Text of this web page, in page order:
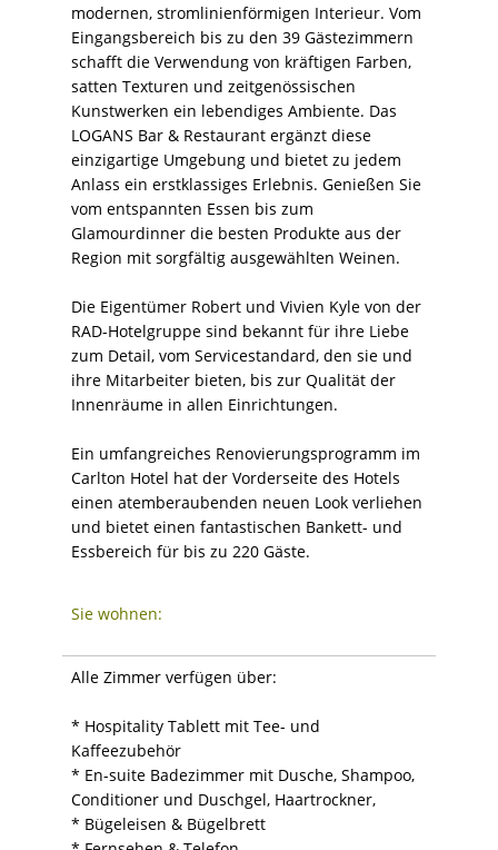
modernen, stromlinienförmigen Interieur. Vom
Eingangsbereich bis zu den 39 Gästezimmern
schafft die Verwendung von kräftigen Farben,
satten Texturen und zeitgenössischen
Kunstwerken ein lebendiges Ambiente. Das
LOGANS Bar & Restaurant ergänzt diese
einzigartige Umgebung und bietet zu jedem
Anlass ein erstklassiges Erlebnis. Genießen Sie
vom entspannten Essen bis zum
Glamourdinner die besten Produkte aus der
Region mit sorgfältig ausgewählten Weinen.
Die Eigentümer Robert und Vivien Kyle von der
RAD-Hotelgruppe sind bekannt für ihre Liebe
zum Detail, vom Servicestandard, den sie und
ihre Mitarbeiter bieten, bis zur Qualität der
Innenräume in allen Einrichtungen.
Ein umfangreiches Renovierungsprogramm im
Carlton Hotel hat der Vorderseite des Hotels
einen atemberaubenden neuen Look verliehen
und bietet einen fantastischen Bankett- und
Essbereich für bis zu 220 Gäste.
Sie wohnen:
Alle Zimmer verfügen über:
* Hospitality Tablett mit Tee- und
Kaffeezubehör
* En-suite Badezimmer mit Dusche, Shampoo,
Conditioner und Duschgel, Haartrockner,
* Bügeleisen & Bügelbrett